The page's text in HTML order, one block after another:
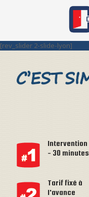
[rev_slider 2-slide-lyon]
Intervention
- 30 minutes
Tarif fixé à
l'avance